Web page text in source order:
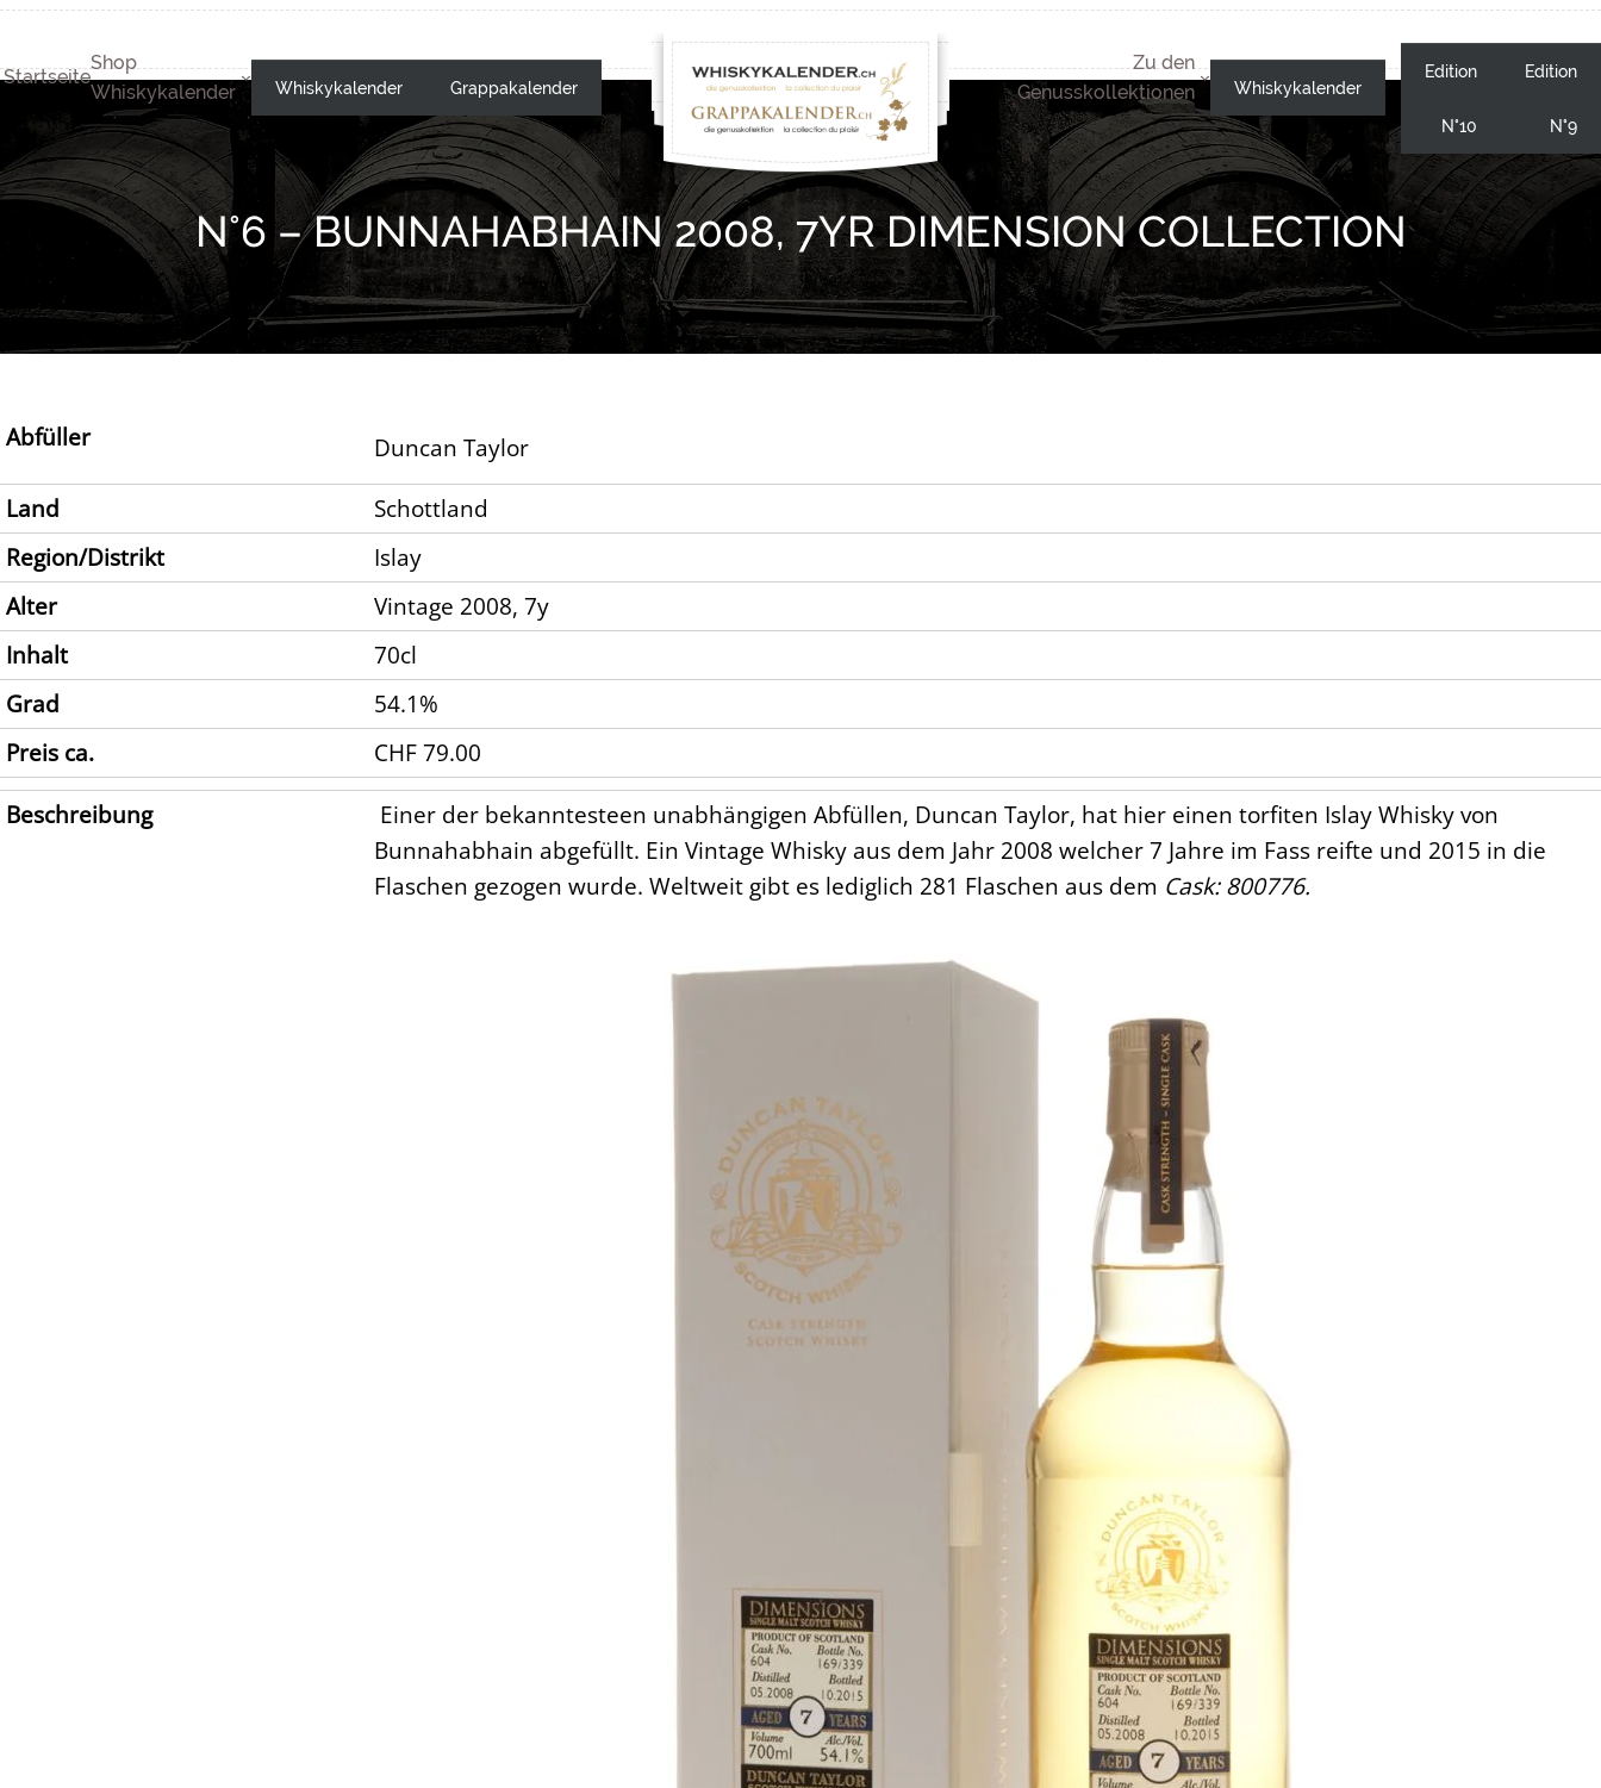
Startseite
Shop
Whiskykalender
Whiskykalender Grappakalender
Zu den
Genusskollektionen
Whiskykalender
Edition
N°10
Edition
N°9
N°6 – BUNNAHABHAIN 2008, 7YR DIMENSION COLLECTION
Abfüller
Duncan Taylor
Land
Schottland
Region/Distrikt
Islay
Alter
Vintage 2008, 7y
Inhalt
70cl
Grad
54.1%
Preis ca.
CHF 79.00
Beschreibung
Einer der bekanntesteen unabhängigen Abfüllen, Duncan Taylor, hat hier einen torfiten Islay Whisky von
Bunnahabhain abgefüllt. Ein Vintage Whisky aus dem Jahr 2008 welcher 7 Jahre im Fass reifte und 2015 in die
Flaschen gezogen wurde. Weltweit gibt es lediglich 281 Flaschen aus dem Cask: 800776.